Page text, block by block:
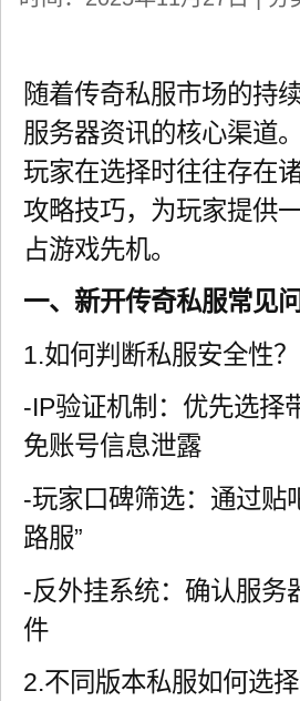
随着传奇私服市场的持
服务器资讯的核心渠道
玩家在选择时往往存在
攻略技巧，为玩家提供
占游戏先机。
一、新开传奇私服常见
1.如何判断私服安全性？
-IP验证机制：优先选择
免账号信息泄露
-玩家口碑筛选：通过贴
路服”
-反外挂系统：确认服务
件
2.不同版本私服如何选择